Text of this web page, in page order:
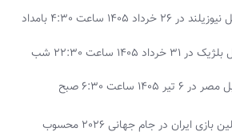
1405 ساعت 4:30 بامداد
1405 ساعت 22:30 شب
ساعت 6:30 صبح
بازی ایران و نیوزلند واقع اولین بازی ایران در جام جهانی 2026 محسوب